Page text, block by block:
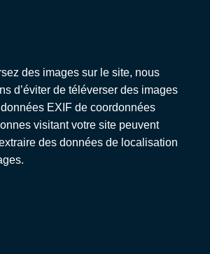
des images sur le site, nous
d’éviter de téléverser des images
EXIF de coordonnées
visitant votre site peuvent
des données de localisation